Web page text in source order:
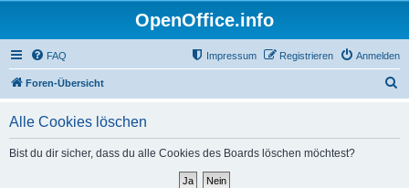
OpenOffice.info
FAQ Anmelden
Registrieren
Impressum
Foren-Übersicht
Alle Cookies löschen
Bist du dir sicher, dass du alle Cookies des Boards löschen möchtest?